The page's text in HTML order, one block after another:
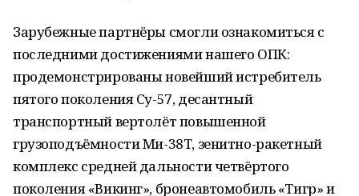
Зарубежные партнёры смогли ознакомиться с
последними достижениями нашего ОПК:
продемонстрированы новейший истребитель
пятого поколения Су-57, десантный
транспортный вертолёт повышенной
грузоподъёмности Ми-38Т, зенитно-ракетный
комплекс средней дальности четвёртого
поколения «Викинг», бронеавтомобиль «Тигр» и